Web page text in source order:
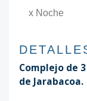
x Noche
Complejo de
de Jarabacoa.